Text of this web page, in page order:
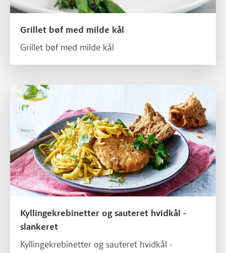
Grillet bøf med milde kål
Grillet bøf med milde kål
Læs mere om Kyllingekrebinetter og sauteret hvidkål - slankeret
Kyllingekrebinetter og sauteret hvidkål -
slankeret
Kyllingekrebinetter og sauteret hvidkål -